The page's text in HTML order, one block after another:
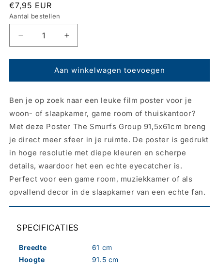
Normale
prijs
€7,95 EUR
Aantal bestellen
Aantal
verlagen
voor
The
Squad
-
61x91,5cm
Aantal
verhogen
voor
Poster
The
Squad
-
61x91,5cm
Aan winkelwagen toevoegen
Ben je op zoek naar een leuke film poster voor je
woon- of slaapkamer, game room of thuiskantoor?
Met deze Poster The Smurfs Group 91,5x61cm breng
je direct meer sfeer in je ruimte. De poster is gedrukt
in hoge resolutie met diepe kleuren en scherpe
details, waardoor het een echte eyecatcher is.
Perfect voor een game room, muziekkamer of als
opvallend decor in de slaapkamer van een echte fan.
SPECIFICATIES
Breedte
61 cm
Hoogte
91.5 cm